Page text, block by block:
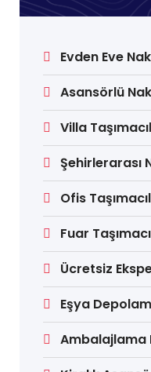
Evden Eve
Asansörlü
Villa
Şehirlerarası
Ofis
Fuar
Ücretsiz
Eşya
Ambalajlama